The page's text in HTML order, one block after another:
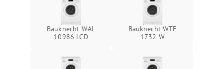
Bauknecht WAL
10986 LCD
Bauknecht WTE
1732 W